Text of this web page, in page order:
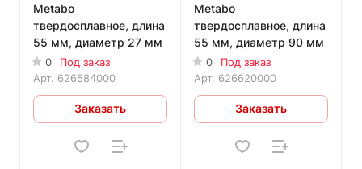
Metabo
твердосплавное, длина
55 мм, диаметр 27 мм
0
Под заказ
Арт. 626584000
Заказать
Metabo
твердосплавное, длина
55 мм, диаметр 90 мм
0
Под заказ
Арт. 626620000
Заказать